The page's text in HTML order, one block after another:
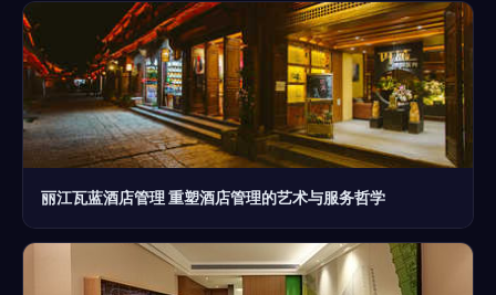
丽江瓦蓝酒店管理 重塑酒店管理的艺术与服务哲学